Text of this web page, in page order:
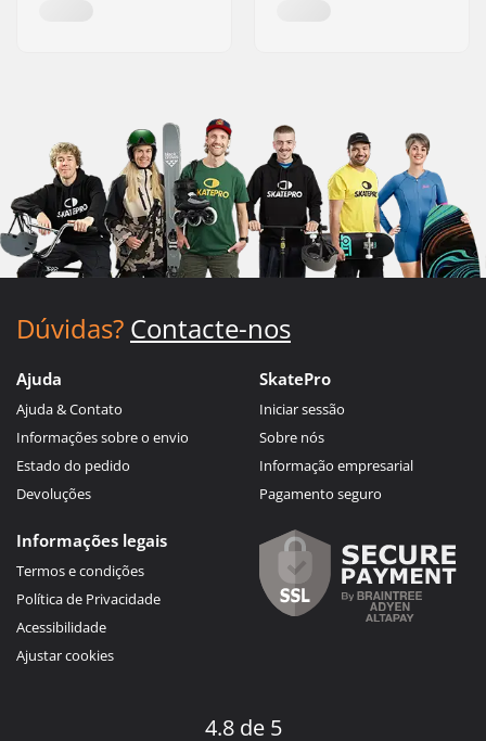
Dúvidas? Contacte-nos
Ajuda
Ajuda & Contato
Informações sobre o envio
Estado do pedido
Devoluções
SkatePro
Iniciar sessão
Sobre nós
Informação empresarial
Pagamento seguro
Informações legais
Termos e condições
Política de Privacidade
Acessibilidade
Ajustar cookies
4.8 de 5